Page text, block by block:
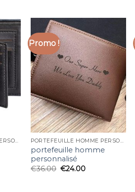
PORTEFEUILLE HOMME PERSONNALISÉ
Promo !
PORTEFEUILLE HOMME PERSONNALISÉ
portefeuille homme
personnalisé
€36.00 €24.00